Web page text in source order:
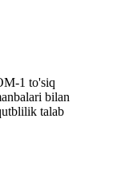
1 to'siq
bilan
talab